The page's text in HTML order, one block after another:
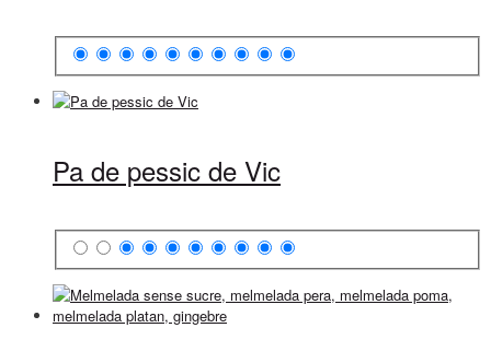
Pa de pessic de Vic